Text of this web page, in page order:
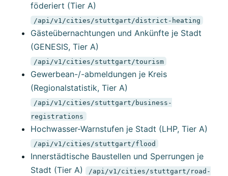
föderiert (Tier A)
/api/v1/cities/stuttgart/district-heating
Gästeübernachtungen und Ankünfte je Stadt
(GENESIS, Tier A)
/api/v1/cities/stuttgart/tourism
Gewerbean-/-abmeldungen je Kreis
(Regionalstatistik, Tier A)
/api/v1/cities/stuttgart/business-
registrations
Hochwasser-Warnstufen je Stadt (LHP, Tier A)
/api/v1/cities/stuttgart/flood
Innerstädtische Baustellen und Sperrungen je
Stadt (Tier A)
/api/v1/cities/stuttgart/road-